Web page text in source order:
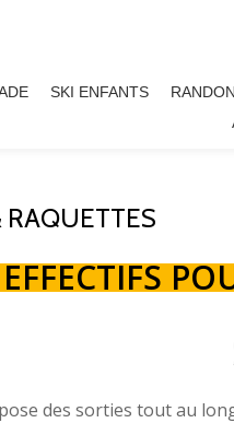
SKI ENFANTS
des sorties tout au